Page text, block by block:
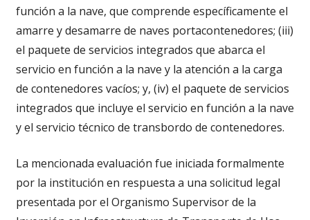
función a la nave, que comprende específicamente el
amarre y desamarre de naves portacontenedores; (iii)
el paquete de servicios integrados que abarca el
servicio en función a la nave y la atención a la carga
de contenedores vacíos; y, (iv) el paquete de servicios
integrados que incluye el servicio en función a la nave
y el servicio técnico de transbordo de contenedores.
La mencionada evaluación fue iniciada formalmente
por la institución en respuesta a una solicitud legal
presentada por el Organismo Supervisor de la